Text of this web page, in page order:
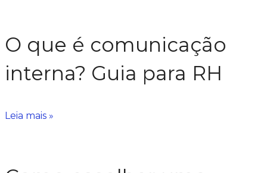
O que é comunicação
interna? Guia para RH
Leia mais »